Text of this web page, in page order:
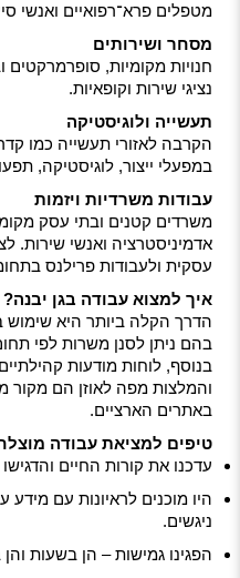
מטפלים פרא־רפואיים ואנשי
מסחר ושירותים
חנויות מקומיות, סופרמרקטים
נציגי שירות וקופאיות.
תעשייה ולוגיסטיקה
הקרבה לאזורי תעשייה כמו
במפעלי ייצור, לוגיסטיקה,
עבודות משרדיות ויזמות
משרדים קטנים ובתי עסק
אדמיניסטרציה ואנשי שירות.
עסקית ולעבודות פרילנס
איך למצוא עבודה בגן יבנה?
הדרך הקלה ביותר היא שימוש
בהם ניתן לסנן משרות לפי
בנוסף, לוחות מודעות
והמלצות מפה לאוזן הם מקור
באתרים הארציים.
טיפים למציאת עבודה
עדכנו את קורות החיים והדגישו
היו מוכנים לראיונות עם
ניגשים.
הפגינו גמישות – הן בשעות